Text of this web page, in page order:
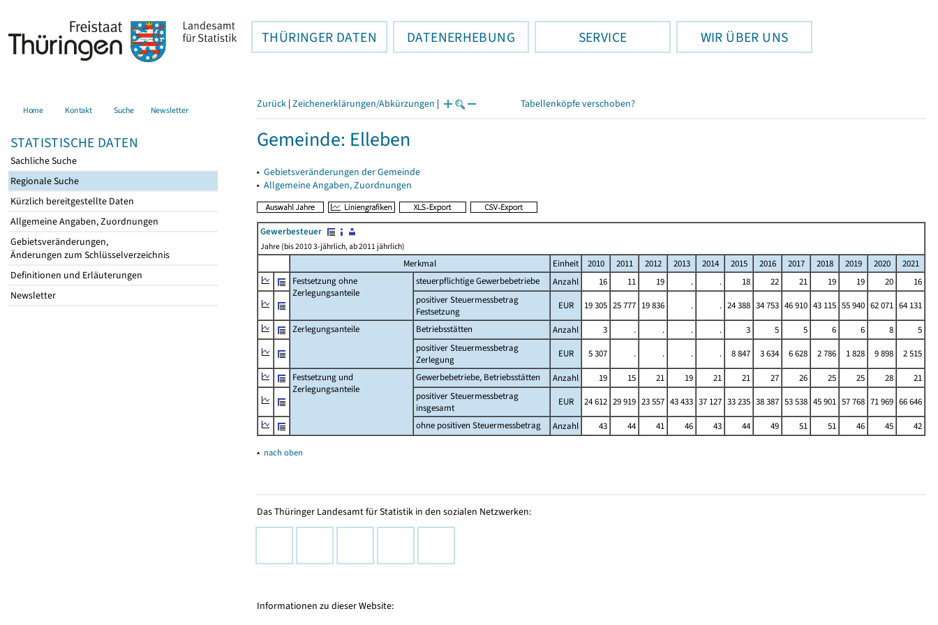
THÜRINGER DATEN DATENERHEBUNG SERVICE WIR ÜBER UNS
Home Kontakt Suche Newsletter
STATISTISCHE DATEN
Sachliche Suche
Regionale Suche
Kürzlich bereitgestellte Daten
Allgemeine Angaben, Zuordnungen
Gebietsveränderungen,
Änderungen zum Schlüsselverzeichnis
Definitionen und Erläuterungen
Newsletter
Zurück | Zeichenerklärungen/Abkürzungen | Tabellenköpfe verschoben?
Gemeinde: Elleben
▸ Gebietsveränderungen der Gemeinde
▸ Allgemeine Angaben, Zuordnungen
Gewerbesteuer
Jahre (bis 2010 3-jährlich, ab 2011 jährlich)
Merkmal Einheit 2010 2011 2012 2013 2014 2015 2016 2017 2018 2019 2020
2021
Festsetzung ohne
Zerlegungsanteile
steuerpflichtige Gewerbebetriebe Anzahl 16 11 19 . . 18 22 21 19 19 20
16
positiver Steuermessbetrag
Festsetzung
EUR 19 305 25 777 19 836 . . 24 388 34 753 46 910 43 115 55 940 62 071 64 131
Zerlegungsanteile
Betriebsstätten Anzahl 3 . . . . 3 5 5 6 6 8
5
positiver Steuermessbetrag
Zerlegung
EUR 5 307 . . . . 8 847 3 634 6 628 2 786 1 828 9 898
2 515
Festsetzung und
Zerlegungsanteile
Gewerbebetriebe, Betriebsstätten Anzahl 19 15 21 19 21 21 27 26 25 25 28
21
positiver Steuermessbetrag
insgesamt
EUR 24 612 29 919 23 557 43 433 37 127 33 235 38 387 53 538 45 901 57 768 71 969 66 646
ohne positiven Steuermessbetrag
Anzahl 43 44 41 46 43 44 49 51 51 46 45 42
▴ nach oben
Das Thüringer Landesamt für Statistik in den sozialen Netzwerken:
Informationen zu dieser Website: